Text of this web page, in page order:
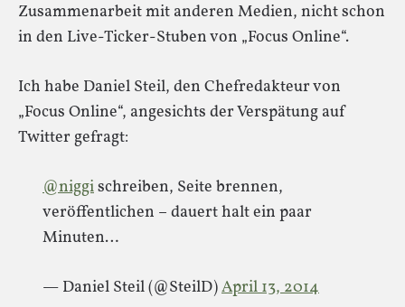
Zusammenarbeit mit anderen Medien, nicht schon
in den Live-Ticker-Stuben von „Focus Online“.
Ich habe Daniel Steil, den Chefredakteur von
„Focus Online“, angesichts der Verspätung auf
Twitter gefragt:
@niggischreiben, Seite brennen,
veröffentlichen – dauert halt ein paar
Minuten…
— Daniel Steil (@SteilD)April 13, 2014